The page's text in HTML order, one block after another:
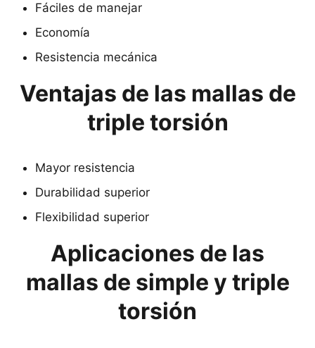
Fáciles de manejar
Economía
Resistencia mecánica
Ventajas de las mallas de
triple torsión
Mayor resistencia
Durabilidad superior
Flexibilidad superior
Aplicaciones de las
mallas de simple y triple
torsión